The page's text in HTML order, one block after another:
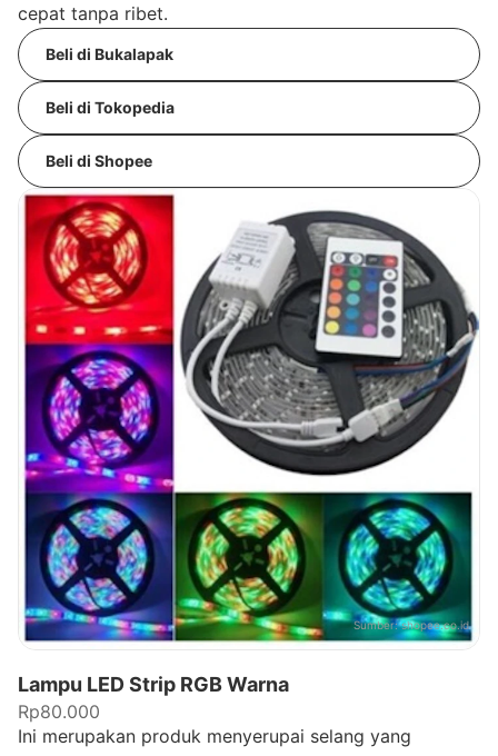
cepat tanpa ribet.
Beli di Bukalapak
Beli di Tokopedia
Beli di Shopee
Sumber:shopee.co.id
Lampu LED Strip RGB Warna
Rp80.000
Ini merupakan produk menyerupai selang yang